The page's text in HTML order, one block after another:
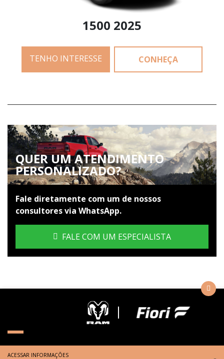
1500 2025
TENHO INTERESSE CONHEÇA
QUER UM ATENDIMENTO
PERSONALIZADO?
Fale diretamente com um de nossos
consultores via WhatsApp.
FALE COM UM ESPECIALISTA
ACESSAR INFORMAÇÕES